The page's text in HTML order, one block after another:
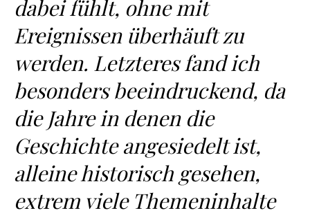
dabei fühlt, ohne mit
Ereignissen überhäuft zu
werden. Letzteres fand ich
besonders beeindruckend, da
die Jahre in denen die
Geschichte angesiedelt ist,
alleine historisch gesehen,
extrem viele Themeninhalte